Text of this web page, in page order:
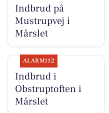
Indbrud på
Mustrupvej i
Mårslet
ALARM112
Indbrud i
Obstruptoften i
Mårslet